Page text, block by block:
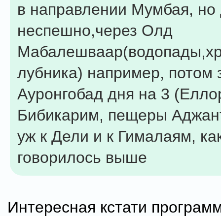
в направлении Мумбая, но
неспешно,через Олд
лубника) например, потом
Ауронгобад дня на 3
Бибикарим, пещеры
уж к Дели и к Гималаям,
говорилось выше
Интересная кстати